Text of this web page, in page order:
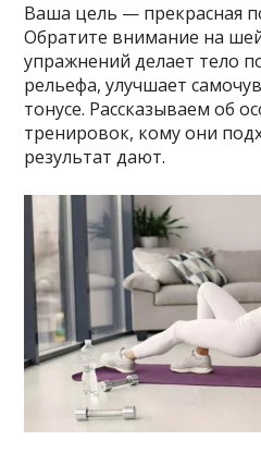
Ваша цель — прекрасная
Обратите внимание на
упражнений делает тело
рельефа, улучшает
тонусе. Рассказываем об
тренировок, кому они
результат дают.